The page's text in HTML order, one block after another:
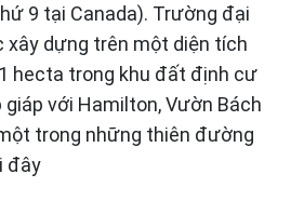
9 tại Canada). Trường đại
xây dựng trên một diện tích
hecta trong khu đất định cư
với Hamilton, Vườn Bách
trong những thiên đường
đây